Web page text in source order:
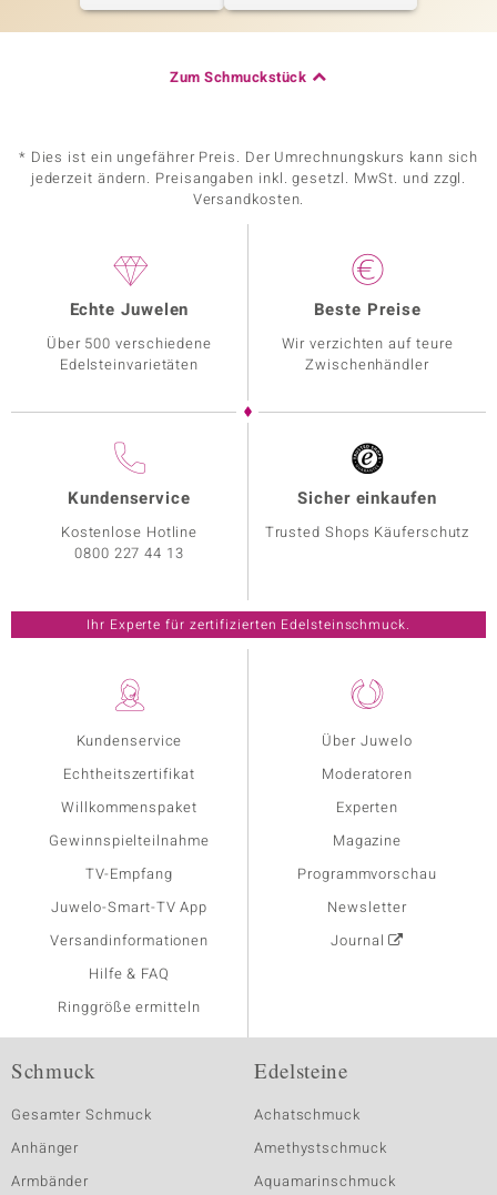
Zum Schmuckstück
* Dies ist ein ungefährer Preis. Der Umrechnungskurs kann sich
jederzeit ändern. Preisangaben inkl. gesetzl. MwSt. und zzgl.
Versandkosten.
Kundenservice
Echtheitszertifikat
Willkommenspaket
Gewinnspielteilnahme
TV-Empfang
Juwelo-Smart-TV App
Versandinformationen
Hilfe & FAQ
Ringgröße ermitteln
Über Juwelo
Moderatoren
Experten
Magazine
Programmvorschau
Newsletter
Journal
Echte Juwelen
Über 500 verschiedene
Edelsteinvarietäten
Beste Preise
Wir verzichten auf teure
Zwischenhändler
Kundenservice
Kostenlose Hotline
0800 227 44 13
Sicher einkaufen
Trusted Shops Käuferschutz
Ihr Experte für zertifizierten Edelsteinschmuck.
Schmuck
Gesamter Schmuck
Anhänger
Armbänder
Edelsteine
Achatschmuck
Amethystschmuck
Aquamarinschmuck